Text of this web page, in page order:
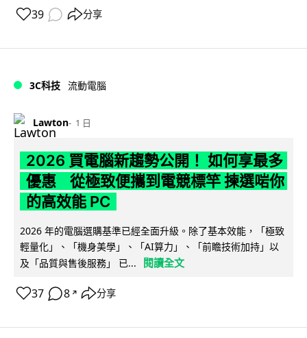
39 分享
3C科技 流動電腦
Lawton 1 日
2026 買電腦新趨勢公開！ 如何享最多
優惠 從極致便攜到電競標竿 揀選啱你
的高效能 PC
2026 年的電腦選購基準已經全面升級。除了基本效能，「極致
輕量化」、「機身美學」、「AI算力」、「前瞻技術加持」以
及「品質與售後服務」 已...
閱讀全文
37 8 ↗ 分享